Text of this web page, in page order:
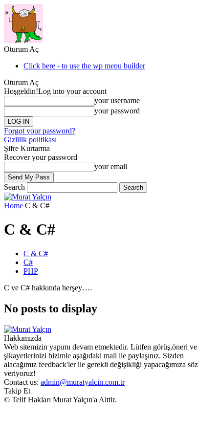
Oturum Aç
Click here - to use the wp menu builder
Oturum Aç
Hoşgeldin!Log into your account
your username
your password
Forgot your password?
Gizlilik politikası
Şifre Kurtarma
Recover your password
your email
Search
Home C & C#
C & C#
C & C#
C#
PHP
C ve C# hakkında herşey….
No posts to display
Hakkımızda
Web sitemizin yapımı devam etmektedir. Lütfen görüş,öneri ve
şikayetlerinizi bizimle aşağıdaki mail ile paylaşınız. Sizden
alacağımız feedback'ler ile gerekli değişikliği yapacağımıza söz
veriyoruz!
Contact us: admin@muratyalcin.com.tr
Takip Et
© Telif Hakları Murat Yalçın'a Aittir.